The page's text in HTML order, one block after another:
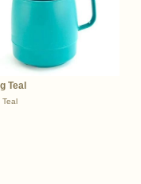
Teal
Teal